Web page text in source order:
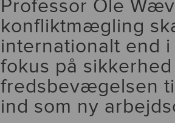
Professor Ole
konfliktmægling
internationalt end
fokus på
fredsbevægelsen
ind som ny